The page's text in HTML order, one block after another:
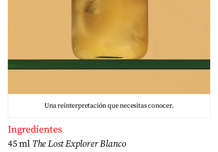
Una reinterpretación que necesitas conocer.
Ingredientes
45 ml The Lost Explorer Blanco